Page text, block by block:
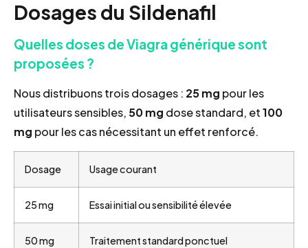
Dosages du Sildenafil
Quelles doses de Viagra générique sont
proposées ?
Nous distribuons trois dosages : 25 mg pour les
utilisateurs sensibles, 50 mg dose standard, et100
mg pour les cas nécessitant un effet renforcé.
Dosage Usage courant
25 mg Essai initial ou sensibilité élevée
50 mg Traitement standard ponctuel